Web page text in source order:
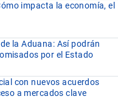
impacta la economía, el
la Aduana: Así podrán
por el Estado
con nuevos acuerdos
a mercados clave